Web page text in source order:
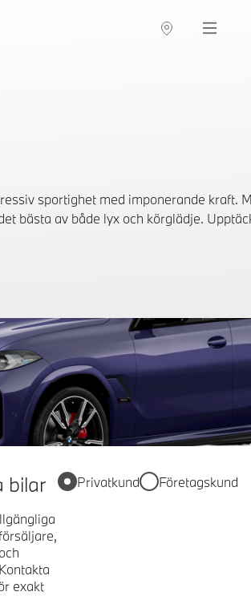
Navigation
sportighet med imponerande kraft.
bästa av både lyx och körglädje.
bilar
exakt
Privatkund Företagskund